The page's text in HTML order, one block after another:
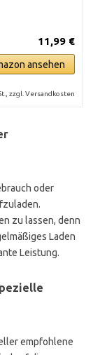
11,99 €
ansehen
zzgl. Versandkosten
oder
zu lassen, denn
Laden
Leistung.
empfohlene